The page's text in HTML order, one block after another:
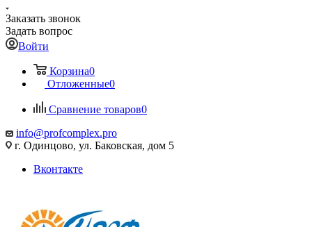
Заказать звонок
Задать вопрос
Войти
Корзина0
Отложенные0
Сравнение товаров0
info@profcomplex.pro
г. Одинцово, ул. Баковская, дом 5
Вконтакте